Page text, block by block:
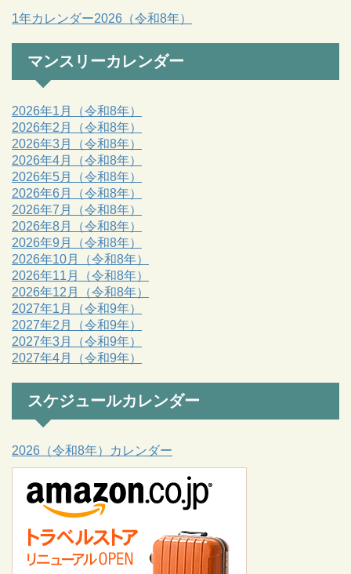
1年カレンダー2026（令和8年）
マンスリーカレンダー
2026年1月（令和8年）
2026年2月（令和8年）
2026年3月（令和8年）
2026年4月（令和8年）
2026年5月（令和8年）
2026年6月（令和8年）
2026年7月（令和8年）
2026年8月（令和8年）
2026年9月（令和8年）
2026年10月（令和8年）
2026年11月（令和8年）
2026年12月（令和8年）
2027年1月（令和9年）
2027年2月（令和9年）
2027年3月（令和9年）
2027年4月（令和9年）
スケジュールカレンダー
2026（令和8年）カレンダー